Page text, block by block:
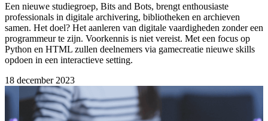
Een nieuwe studiegroep, Bits and Bots, brengt enthousiaste
professionals in digitale archivering, bibliotheken en archieven
samen. Het doel? Het aanleren van digitale vaardigheden zonder een
programmeur te zijn. Voorkennis is niet vereist. Met een focus op
Python en HTML zullen deelnemers via gamecreatie nieuwe skills
opdoen in een interactieve setting.
18 december 2023